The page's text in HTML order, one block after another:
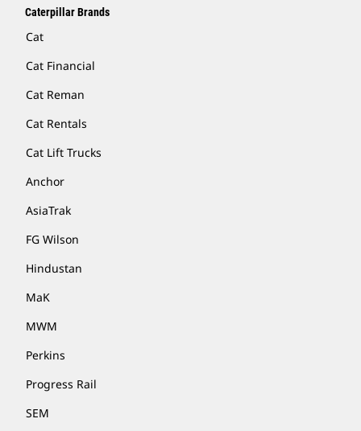
Caterpillar Brands
Cat
Cat Financial
Cat Reman
Cat Rentals
Cat Lift Trucks
Anchor
AsiaTrak
FG Wilson
Hindustan
MaK
MWM
Perkins
Progress Rail
SEM